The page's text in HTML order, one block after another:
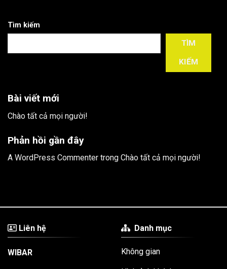
Tìm kiếm
TÌM
KIẾM
Bài viết mới
Chào tất cả mọi người!
Phản hồi gần đây
A WordPress Commenter trong Chào tất cả mọi người!
Liên hệ
WIBAR
Danh mục
Không gian